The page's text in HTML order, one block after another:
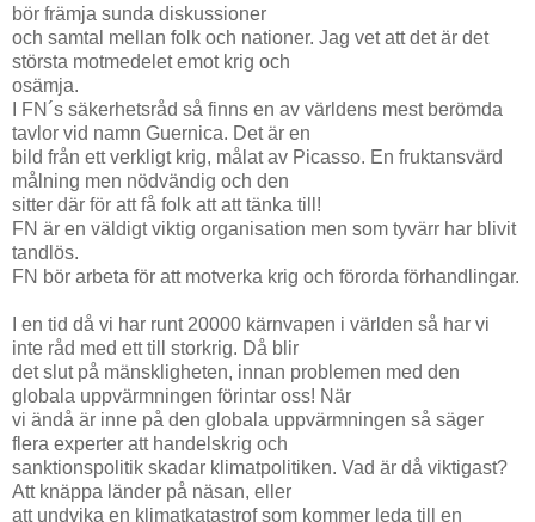
bör främja sunda diskussioner
och samtal mellan folk och nationer. Jag vet att det är det
största motmedelet emot krig och
osämja.
I FN´s säkerhetsråd så finns en av världens mest berömda
tavlor vid namn Guernica. Det är en
bild från ett verkligt krig, målat av Picasso. En fruktansvärd
målning men nödvändig och den
sitter där för att få folk att att tänka till!
FN är en väldigt viktig organisation men som tyvärr har blivit
tandlös.
FN bör arbeta för att motverka krig och förorda förhandlingar.
I en tid då vi har runt 20000 kärnvapen i världen så har vi
inte råd med ett till storkrig. Då blir
det slut på mänskligheten, innan problemen med den
globala uppvärmningen förintar oss! När
vi ändå är inne på den globala uppvärmningen så säger
flera experter att handelskrig och
sanktionspolitik skadar klimatpolitiken. Vad är då viktigast?
Att knäppa länder på näsan, eller
att undvika en klimatkatastrof som kommer leda till en